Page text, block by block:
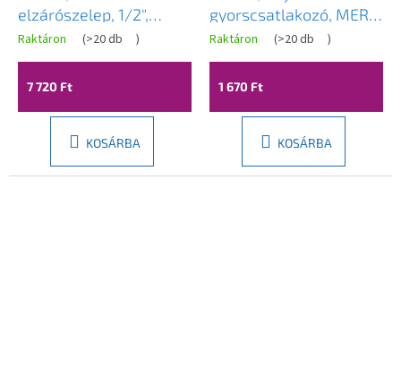
elzárószelep, 1/2",
MER-PR8163
Raktáron (>20 db )
7 720 Ft
KOSÁRBA
gyorscsatlakozó, MER-
ZP21
Raktáron (>20 db )
1 670 Ft
KOSÁRBA